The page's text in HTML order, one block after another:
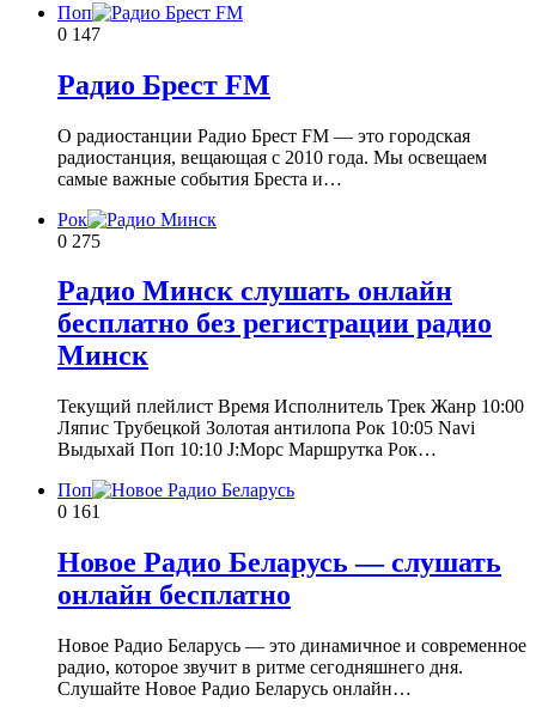
Поп
0 147
Радио Брест FM
О радиостанции Радио Брест FM — это городская
радиостанция, вещающая с 2010 года. Мы освещаем
самые важные события Бреста и…
Рок
0 275
Радио Минск слушать онлайн
бесплатно без регистрации радио
Минск
Текущий плейлист Время Исполнитель Трек Жанр 10:00
Ляпис Трубецкой Золотая антилопа Рок 10:05 Navi
Выдыхай Поп 10:10 J:Морс Маршрутка Рок…
Поп
0 161
Новое Радио Беларусь — слушать
онлайн бесплатно
Новое Радио Беларусь — это динамичное и современное
радио, которое звучит в ритме сегодняшнего дня.
Слушайте Новое Радио Беларусь онлайн…